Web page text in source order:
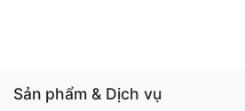
Sản phẩm & Dịch vụ